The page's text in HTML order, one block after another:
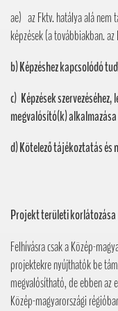
ae) az Fktv. hatálya alá nem
képzések (a továbbiakban.
b) Képzéshez kapcsolódó
c) Képzések
megvalósító(k) alkalmazása
d) Kötelező tájékoztatás és
Projekt területi korlátozása
Felhívásra csak a Közép-
projektekre nyújthatók be
megvalósítható, de ebben az
Közép-magyarországi